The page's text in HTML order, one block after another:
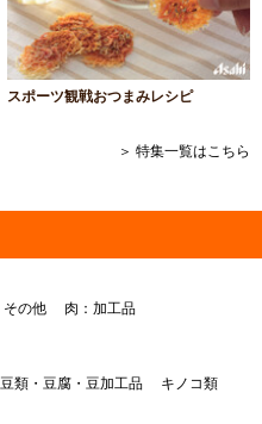
スポーツ観戦おつまみレシピ
＞ 特集一覧はこちら
その他 肉：加工品
豆類・豆腐・豆加工品
キノコ類